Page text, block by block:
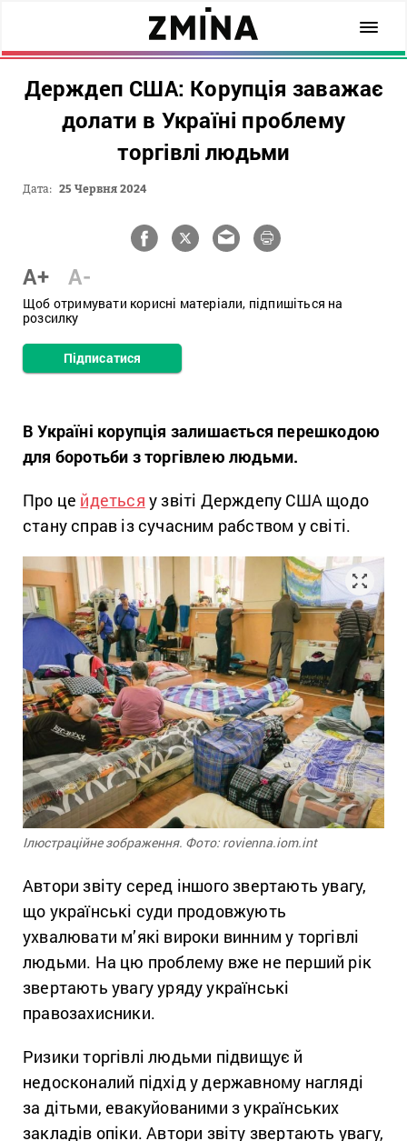
Держдеп США: Корупція заважає
долати в Україні проблему
торгівлі людьми
Дата: 25 Червня 2024
A+ A-
Щоб отримувати корисні матеріали, підпишіться на
розсилку
Підписатися
В Україні корупція залишається перешкодою
для боротьби з торгівлею людьми.
Про це йдеться у звіті Держдепу США щодо
стану справ із сучасним рабством у світі.
Ілюстраційне зображення. Фото: rovienna.iom.int
Автори звіту серед іншого звертають увагу,
що українські суди продовжують
ухвалювати м’які вироки винним у торгівлі
людьми. На цю проблему вже не перший рік
звертають увагу уряду українські
правозахисники.
Ризики торгівлі людьми підвищує й
недосконалий підхід у державному нагляді
за дітьми, евакуйованими з українських
закладів опіки. Автори звіту звертають увагу,